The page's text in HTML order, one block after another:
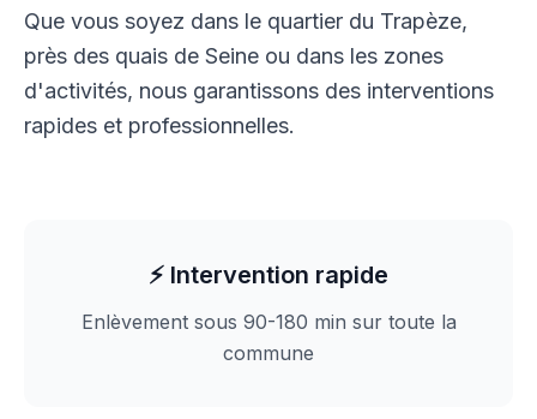
Que vous soyez dans le quartier du Trapèze,
près des quais de Seine ou dans les zones
d'activités, nous garantissons des interventions
rapides et professionnelles.
⚡ Intervention rapide
Enlèvement sous 90-180 min sur toute la
commune